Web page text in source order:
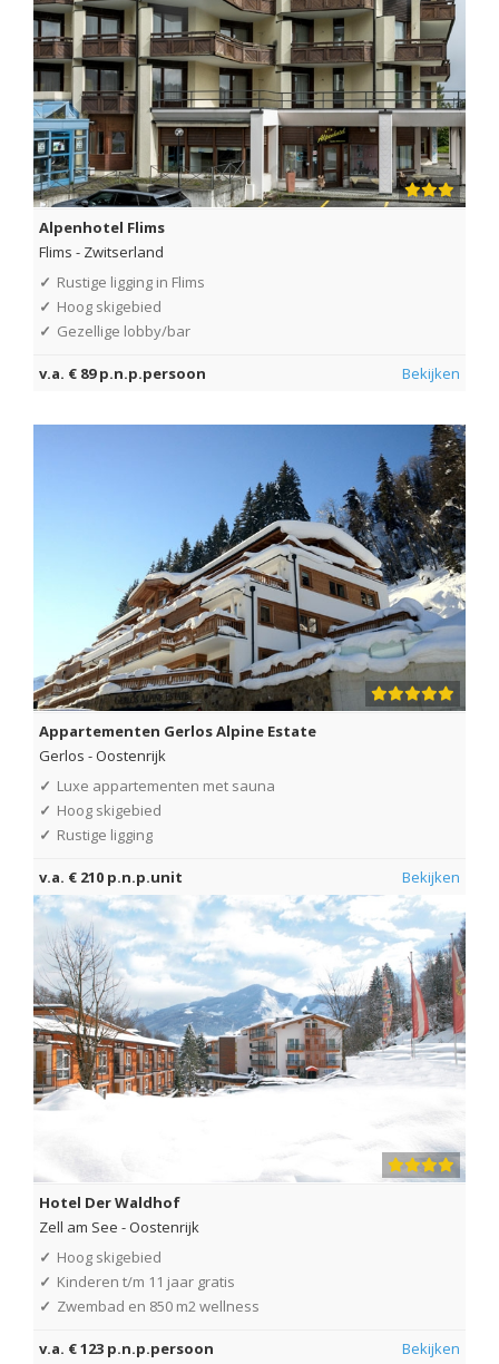
Alpenhotel Flims
Flims - Zwitserland
✓ Rustige ligging in Flims
✓ Hoog skigebied
✓ Gezellige lobby/bar
v.a. € 89 p.n.p.persoon Bekijken
Appartementen Gerlos Alpine Estate
Gerlos -Oostenrijk
✓ Luxe appartementen met sauna
✓ Hoog skigebied
✓ Rustige ligging
v.a. € 210 p.n.p.unit Bekijken
Hotel Der Waldhof
Zell am See -Oostenrijk
✓ Hoog skigebied
✓ Kinderen t/m 11 jaar gratis
✓ Zwembad en 850 m2 wellness
v.a. € 123 p.n.p.persoon Bekijken